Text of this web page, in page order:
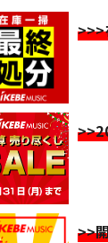
>>>
>>